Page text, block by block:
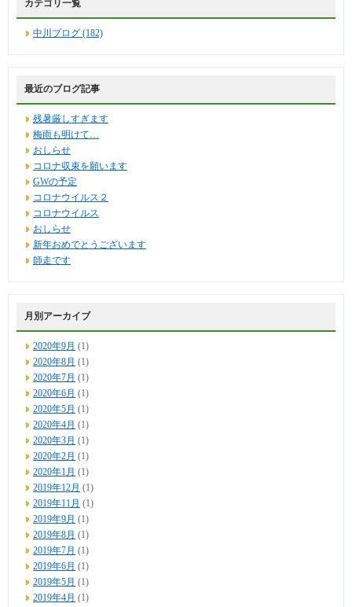
カテゴリ一覧
中川ブログ (182)
最近のブログ記事
残暑厳しすぎます
梅雨も明けて…
おしらせ
コロナ収束を願います
GWの予定
コロナウイルス２
コロナウイルス
おしらせ
新年おめでとうございます
師走です
月別アーカイブ
2020年9月 (1)
2020年8月 (1)
2020年7月 (1)
2020年6月 (1)
2020年5月 (1)
2020年4月 (1)
2020年3月 (1)
2020年2月 (1)
2020年1月 (1)
2019年12月 (1)
2019年11月 (1)
2019年9月 (1)
2019年8月 (1)
2019年7月 (1)
2019年6月 (1)
2019年5月 (1)
2019年4月 (1)